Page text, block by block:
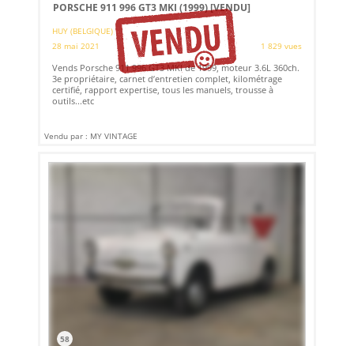
PORSCHE 911 996 GT3 MKI (1999)[VENDU]
HUY (BELGIQUE)
28 mai 2021
1 829 vues
Vends Porsche 911 996 GT3 MKI de 1999, moteur 3.6L 360ch.
3e propriétaire, carnet d’entretien complet, kilométrage
certifié, rapport expertise, tous les manuels, trousse à
outils...etc
Vendu par : MY VINTAGE
58